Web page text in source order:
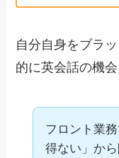
自分自身をブラ
的に英会話の機
フロント業
得ない」か